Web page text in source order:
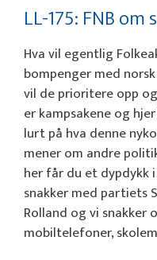
LL-175: FNB
Hva vil egentlig
bompenger med
vil de prioritere opp
er kampsakene og
lurt på hva denne
mener om andre
her får du et dypdykk
snakker med partiets
Rolland og vi snakker
mobiltelefoner,